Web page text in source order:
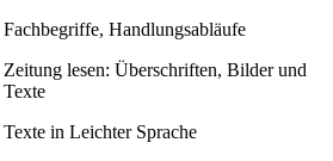
Fachbegriffe, Handlungsabläufe
Zeitung lesen: Überschriften, Bilder und
Texte
Texte in Leichter Sprache